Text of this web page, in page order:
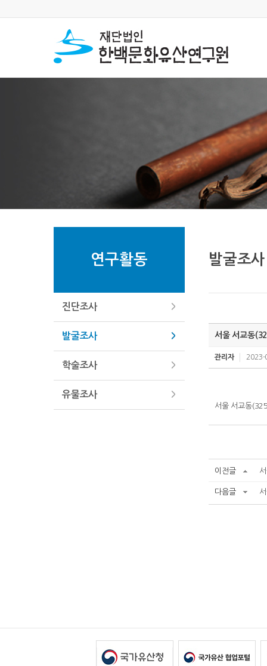
연구활동
진단조사
발굴조사
학술조사
유물조사
발굴조사
서울 서교동
관리자 2023-
서울 서교동
이전글
다음글